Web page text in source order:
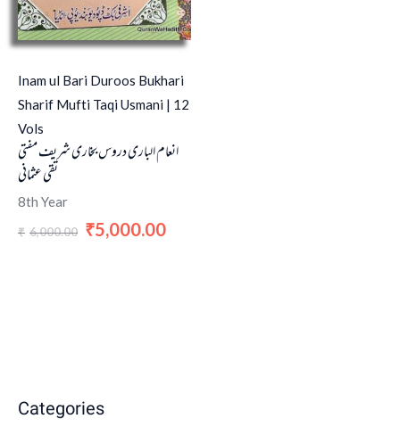
Categories
Inam ul Bari Duroos Bukhari
Sharif Mufti Taqi Usmani | 12
Vols
انعام الباری دروس بخاری شریف مفتی
تقی عثمانی
8th Year
₹ 6,000.00 ₹5,000.00